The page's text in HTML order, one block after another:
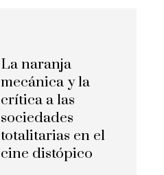
La naranja
mecánica y la
crítica a las
sociedades
totalitarias en el
cine distópico